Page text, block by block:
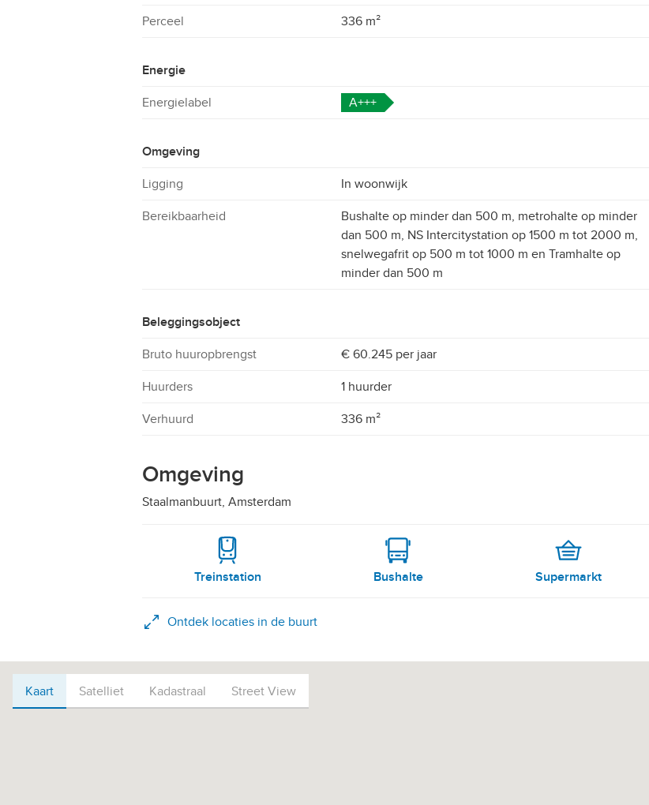
Perceel 336 m²
Energie
Energielabel A+++
Omgeving
Ligging In woonwijk
Bereikbaarheid
Bushalte op minder dan 500 m, metrohalte op minder
dan 500 m, NS Intercitystation op 1500 m tot 2000 m,
snelwegafrit op 500 m tot 1000 m en Tramhalte op
minder dan 500 m
Beleggingsobject
Bruto huuropbrengst € 60.245 per jaar
Huurders 1 huurder
Verhuurd 336 m²
Omgeving
Staalmanbuurt, Amsterdam
Treinstation Bushalte Supermarkt
Ontdek locaties in de buurt
Kaart
Kaart Satelliet Kadastraal Street View